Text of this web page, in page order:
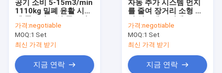
공기 소비 5-15m3/min
1110kg 밀폐 윤활 시스
트 기계
가격:negotiable
MOQ:1 Set
최신 가격 받기
지금 연락
자동 추가 시스템 먼지
를 줄여 장거리 소형 원
가격:negotiable
MOQ:1 Set
최신 가격 받기
지금 연락